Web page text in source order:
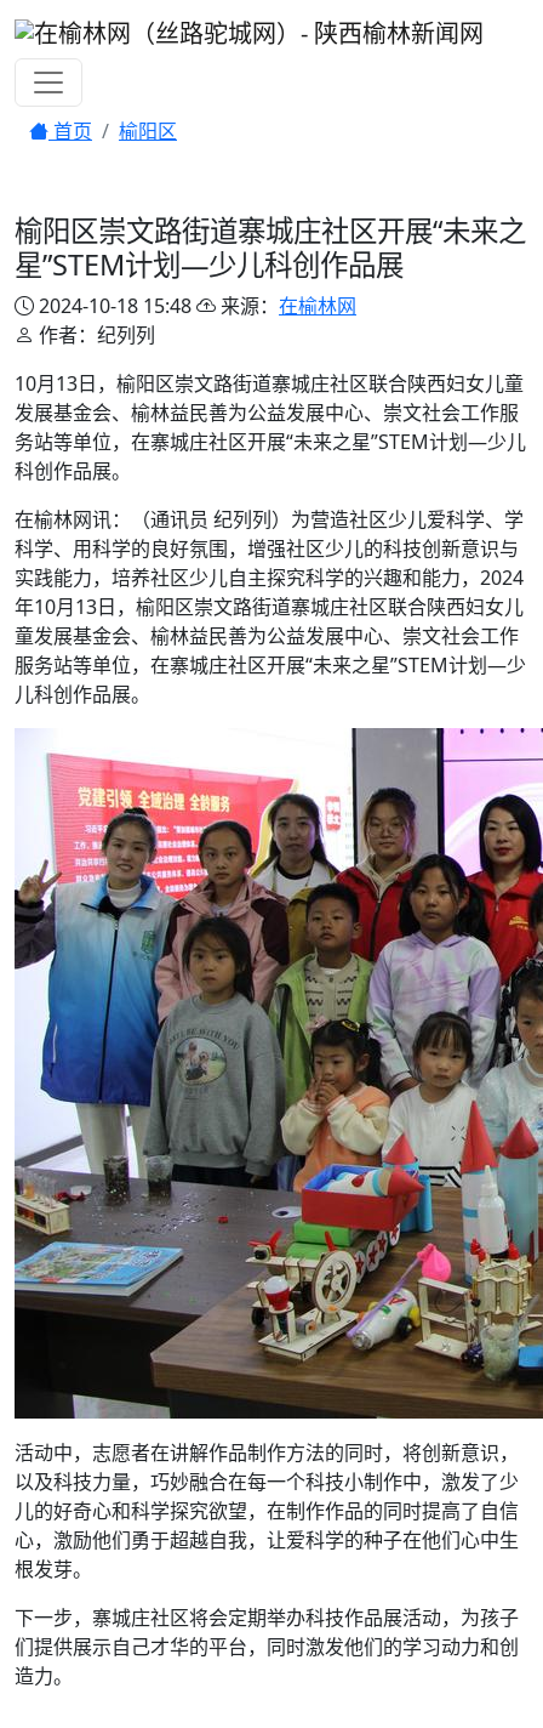
首页 榆阳区
榆阳区崇文路街道寨城庄社区开展“未来之
星”STEM计划—少儿科创作品展
2024-10-18 15:48 来源： 在榆林网
作者：纪列列
10月13日，榆阳区崇文路街道寨城庄社区联合陕西妇女儿童
发展基金会、榆林益民善为公益发展中心、崇文社会工作服
务站等单位，在寨城庄社区开展“未来之星”STEM计划—少儿
科创作品展。
在榆林网讯：（通讯员 纪列列）为营造社区少儿爱科学、学
科学、用科学的良好氛围，增强社区少儿的科技创新意识与
实践能力，培养社区少儿自主探究科学的兴趣和能力，2024
年10月13日，榆阳区崇文路街道寨城庄社区联合陕西妇女儿
童发展基金会、榆林益民善为公益发展中心、崇文社会工作
服务站等单位，在寨城庄社区开展“未来之星”STEM计划—少
儿科创作品展。
活动中，志愿者在讲解作品制作方法的同时，将创新意识，
以及科技力量，巧妙融合在每一个科技小制作中，激发了少
儿的好奇心和科学探究欲望，在制作作品的同时提高了自信
心，激励他们勇于超越自我，让爱科学的种子在他们心中生
根发芽。
下一步，寨城庄社区将会定期举办科技作品展活动，为孩子
们提供展示自己才华的平台，同时激发他们的学习动力和创
造力。